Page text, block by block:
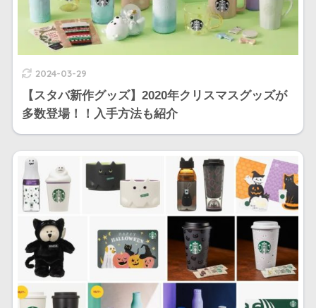
2024-03-29
【スタバ新作グッズ】2020年クリスマスグッズが
多数登場！！入手方法も紹介